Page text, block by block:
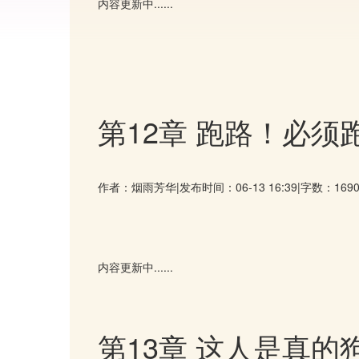
内容更新中......
第12章 跑路！必须
作者：烟雨芳华|发布时间：06-13 16:39|字数：1690
内容更新中......
第13章 这人是真的